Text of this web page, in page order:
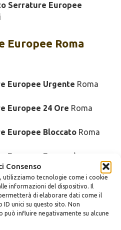
Consenso
utilizziamo tecnologie come i cookie
informazioni del dispositivo. Il
di elaborare dati come il
unici su questo sito. Non
può influire negativamente su alcune
Serrature Europee
Europee Roma
Europee Urgente Roma
Europee 24 Ore Roma
Europee Bloccato Roma
Europee Economico
Europee DomenicaRoma
Europee NotturnoRoma